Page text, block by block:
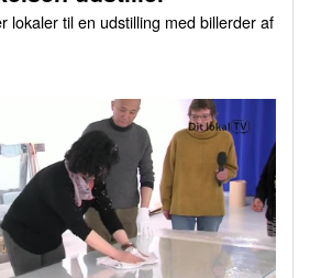
lokaler til en udstilling med billerder af